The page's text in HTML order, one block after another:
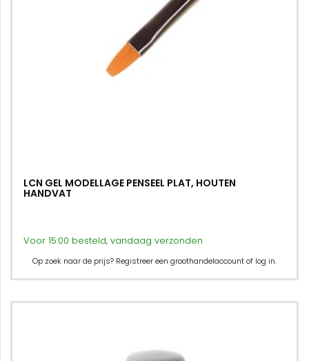
LCN GEL MODELLAGE PENSEEL PLAT, HOUTEN
HANDVAT
Voor 15:00 besteld, vandaag verzonden
Op zoek naar de prijs? Registreer een groothandelaccount of log in.